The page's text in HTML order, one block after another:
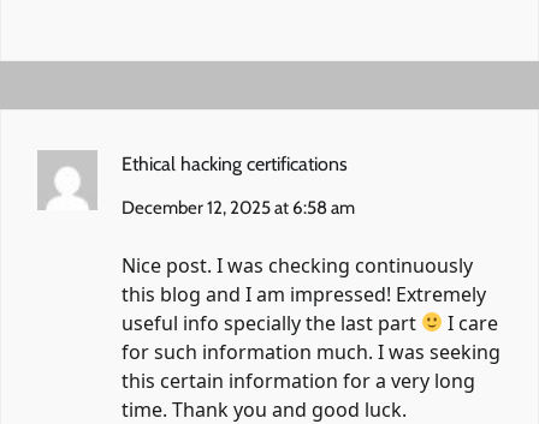
Ethical hacking certifications
December 12, 2025 at 6:58 am
Nice post. I was checking continuously
this blog and I am impressed! Extremely
useful info specially the last part
I care
for such information much. I was seeking
this certain information for a very long
time. Thank you and good luck.